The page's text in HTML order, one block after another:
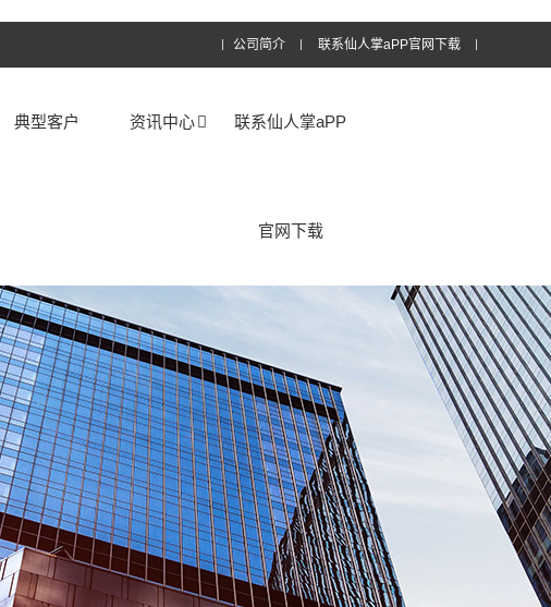
公司简介 联系仙人掌aPP官网下载
典型客户 资讯中心 联系仙人掌aPP
官网下载